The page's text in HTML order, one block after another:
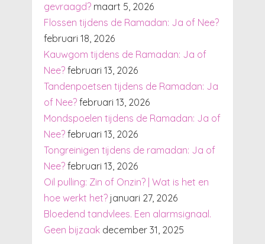
gevraagd? maart 5, 2026
Flossen tijdens de Ramadan: Ja of Nee?
februari 18, 2026
Kauwgom tijdens de Ramadan: Ja of
Nee? februari 13, 2026
Tandenpoetsen tijdens de Ramadan: Ja
of Nee? februari 13, 2026
Mondspoelen tijdens de Ramadan: Ja of
Nee? februari 13, 2026
Tongreinigen tijdens de ramadan: Ja of
Nee? februari 13, 2026
Oil pulling: Zin of Onzin? | Wat is het en
hoe werkt het? januari 27, 2026
Bloedend tandvlees. Een alarmsignaal.
Geen bijzaak december 31, 2025